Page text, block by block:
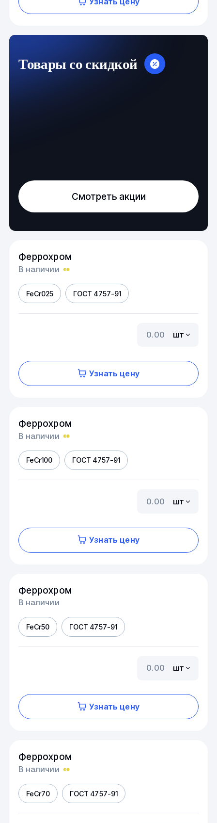
Товары со скидкой
Смотреть акции
Феррохром
В наличии
FeCr025 ГОСТ 4757-91
шт
Узнать цену
Феррохром
В наличии
FeCr100 ГОСТ 4757-91
шт
Узнать цену
Феррохром
В наличии
FeCr50 ГОСТ 4757-91
шт
Узнать цену
Феррохром
В наличии
FeCr70 ГОСТ 4757-91